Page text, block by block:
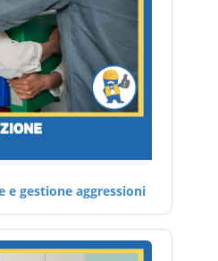
e gestione aggressioni